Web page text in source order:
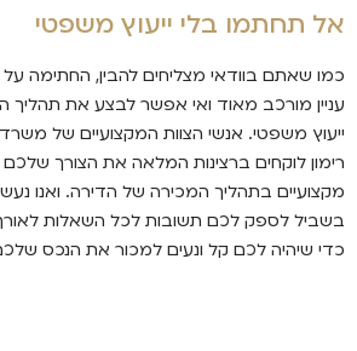
אל תחתמו בלי ייעוץ משפטי
כמו שאתם בוודאי מצליחים להבין, החתימה
עניין מורכב מאוד ואי אפשר לבצע את
ייעוץ משפטי. אנשי הצוות המקצועיים של משרד
רימון לוקחים ברצינות המלאה את הצורך שלכם
מקצועיים בתהליך המכירה של הדירה. ואנו
בשביל לספק לכם תשובות לכל השאלות
כדי שיהיה לכם קל ונעים למכור את הנכס